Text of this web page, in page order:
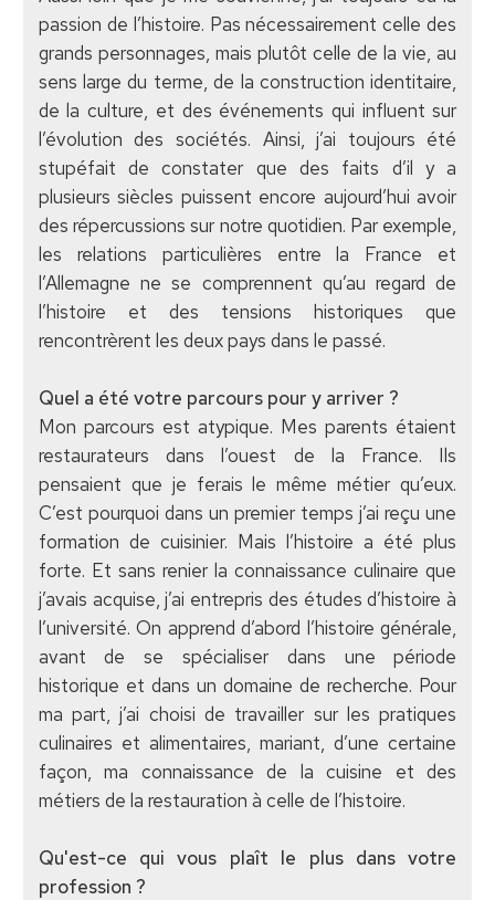
passion de l’histoire. Pas nécessairement celle des
grands personnages, mais plutôt celle de la vie, au
sens large du terme, de la construction identitaire,
de la culture, et des événements qui influent sur
l’évolution des sociétés. Ainsi, j’ai toujours été
stupéfait de constater que des faits d’il y a
plusieurs siècles puissent encore aujourd’hui avoir
des répercussions sur notre quotidien. Par exemple,
les relations particulières entre la France et
l’Allemagne ne se comprennent qu’au regard de
l’histoire et des tensions historiques que
rencontrèrent les deux pays dans le passé.
Quel a été votre parcours pour y arriver ?
Mon parcours est atypique. Mes parents étaient
restaurateurs dans l’ouest de la France. Ils
pensaient que je ferais le même métier qu’eux.
C’est pourquoi dans un premier temps j’ai reçu une
formation de cuisinier. Mais l’histoire a été plus
forte. Et sans renier la connaissance culinaire que
j’avais acquise, j’ai entrepris des études d’histoire à
l’université. On apprend d’abord l’histoire générale,
avant de se spécialiser dans une période
historique et dans un domaine de recherche. Pour
ma part, j’ai choisi de travailler sur les pratiques
culinaires et alimentaires, mariant, d’une certaine
façon, ma connaissance de la cuisine et des
métiers de la restauration à celle de l’histoire.
Qu'est-ce qui vous plaît le plus dans votre
profession ?